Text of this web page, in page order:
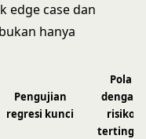
edge case dan
hanya
Pengujian
regresi kunci
Pola
dengan
risiko
tertinggi